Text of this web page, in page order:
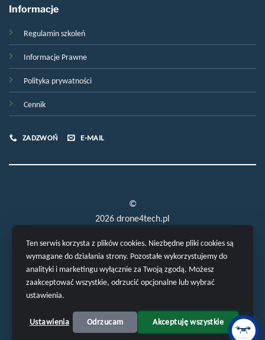
Informacje
Regulamin szkoleń
Informacje Prawne
Polityka prywatności
Cennik
ZADZWOŃ E-MAIL
©
2026 drone4tech.pl
Ten serwis korzysta z plików cookies. Niezbędne pliki cookies są
wymagane do działania strony. Pozostałe wykorzystujemy do
analityki i marketingu wyłącznie za Twoją zgodą. Możesz
zaakceptować wszystkie, odrzucić opcjonalne lub wybrać
ustawienia.
Ustawienia Odrzucam Akceptuję wszystkie